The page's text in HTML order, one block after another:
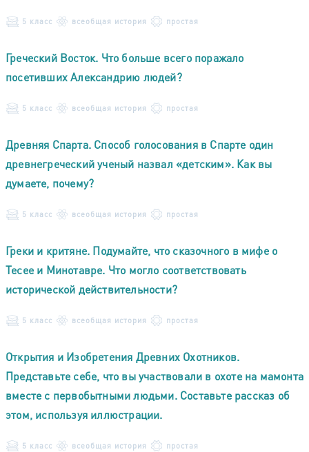
5 класс всеобщая история простая
Греческий Восток. Что больше всего поражало
посетивших Александрию людей?
5 класс всеобщая история простая
Древняя Спарта. Способ голосования в Спарте один
древнегреческий ученый назвал «детским». Как вы
думаете, почему?
5 класс всеобщая история простая
Греки и критяне. Подумайте, что сказочного в мифе о
Тесее и Минотавре. Что могло соответствовать
исторической действительности?
5 класс всеобщая история простая
Открытия и Изобретения Древних Охотников.
Представьте себе, что вы участвовали в охоте на мамонта
вместе с первобытными людьми. Составьте рассказ об
этом, используя иллюстрации.
5 класс всеобщая история простая